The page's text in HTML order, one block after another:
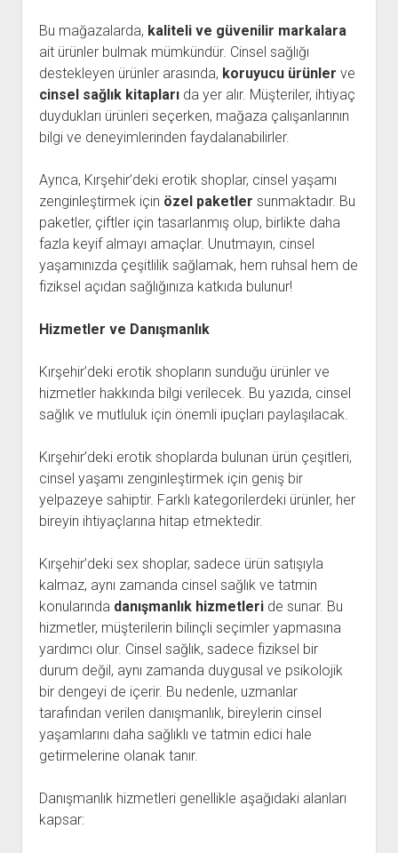
Bu mağazalarda, kaliteli ve güvenilir markalara
ait ürünler bulmak mümkündür. Cinsel sağlığı
destekleyen ürünler arasında, koruyucu ürünler ve
cinsel sağlık kitaplarıda yer alır. Müşteriler, ihtiyaç
duydukları ürünleri seçerken, mağaza çalışanlarının
bilgi ve deneyimlerinden faydalanabilirler.
Ayrıca, Kırşehir’deki erotik shoplar, cinsel yaşamı
zenginleştirmek için özel paketler sunmaktadır. Bu
paketler, çiftler için tasarlanmış olup, birlikte daha
fazla keyif almayı amaçlar. Unutmayın, cinsel
yaşamınızda çeşitlilik sağlamak, hem ruhsal hem de
fiziksel açıdan sağlığınıza katkıda bulunur!
Hizmetler ve Danışmanlık
Kırşehir’deki erotik shopların sunduğu ürünler ve
hizmetler hakkında bilgi verilecek. Bu yazıda, cinsel
sağlık ve mutluluk için önemli ipuçları paylaşılacak.
Kırşehir’deki erotik shoplarda bulunan ürün çeşitleri,
cinsel yaşamı zenginleştirmek için geniş bir
yelpazeye sahiptir. Farklı kategorilerdeki ürünler, her
bireyin ihtiyaçlarına hitap etmektedir.
Kırşehir’deki sex shoplar, sadece ürün satışıyla
kalmaz, aynı zamanda cinsel sağlık ve tatmin
konularında danışmanlık hizmetleride sunar. Bu
hizmetler, müşterilerin bilinçli seçimler yapmasına
yardımcı olur. Cinsel sağlık, sadece fiziksel bir
durum değil, aynı zamanda duygusal ve psikolojik
bir dengeyi de içerir. Bu nedenle, uzmanlar
tarafından verilen danışmanlık, bireylerin cinsel
yaşamlarını daha sağlıklı ve tatmin edici hale
getirmelerine olanak tanır.
Danışmanlık hizmetleri genellikle aşağıdaki alanları
kapsar: